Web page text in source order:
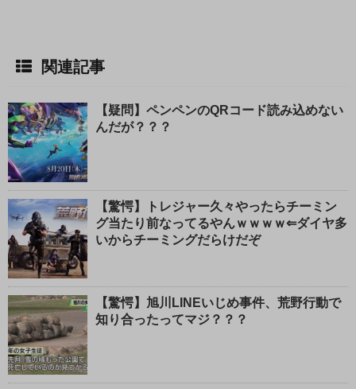
関連記事
【疑問】ペンペンのQRコード読み込めない
んだが？？？
【驚愕】トレジャー久々やったらチーミン
グ当たり前なってるやんｗｗｗｗ⇐ダイヤ多
いからチーミングだらけだぞ
【驚愕】旭川LINEいじめ事件、荒野行動で
知り合ったってマジ？？？